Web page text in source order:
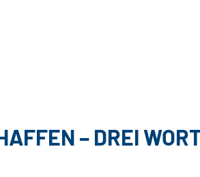
– DREI